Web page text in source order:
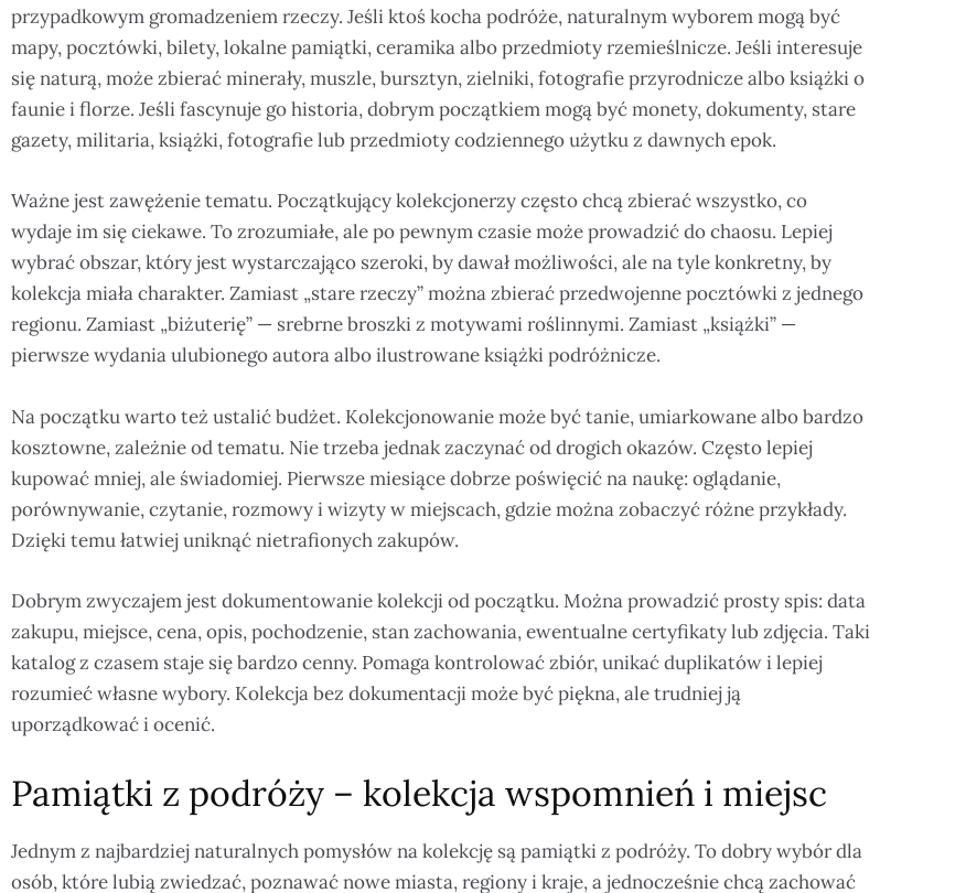
przypadkowym gromadzeniem rzeczy. Jeśli ktoś kocha podróże, naturalnym wyborem mogą być
mapy, pocztówki, bilety, lokalne pamiątki, ceramika albo przedmioty rzemieślnicze. Jeśli interesuje
się naturą, może zbierać minerały, muszle, bursztyn, zielniki, fotografie przyrodnicze albo książki o
faunie i florze. Jeśli fascynuje go historia, dobrym początkiem mogą być monety, dokumenty, stare
gazety, militaria, książki, fotografie lub przedmioty codziennego użytku z dawnych epok.
Ważne jest zawężenie tematu. Początkujący kolekcjonerzy często chcą zbierać wszystko, co
wydaje im się ciekawe. To zrozumiałe, ale po pewnym czasie może prowadzić do chaosu. Lepiej
wybrać obszar, który jest wystarczająco szeroki, by dawał możliwości, ale na tyle konkretny, by
kolekcja miała charakter. Zamiast „stare rzeczy” można zbierać przedwojenne pocztówki z jednego
regionu. Zamiast „biżuterię” — srebrne broszki z motywami roślinnymi. Zamiast „książki” —
pierwsze wydania ulubionego autora albo ilustrowane książki podróżnicze.
Na początku warto też ustalić budżet. Kolekcjonowanie może być tanie, umiarkowane albo bardzo
kosztowne, zależnie od tematu. Nie trzeba jednak zaczynać od drogich okazów. Często lepiej
kupować mniej, ale świadomiej. Pierwsze miesiące dobrze poświęcić na naukę: oglądanie,
porównywanie, czytanie, rozmowy i wizyty w miejscach, gdzie można zobaczyć różne przykłady.
Dzięki temu łatwiej uniknąć nietrafionych zakupów.
Dobrym zwyczajem jest dokumentowanie kolekcji od początku. Można prowadzić prosty spis: data
zakupu, miejsce, cena, opis, pochodzenie, stan zachowania, ewentualne certyfikaty lub zdjęcia. Taki
katalog z czasem staje się bardzo cenny. Pomaga kontrolować zbiór, unikać duplikatów i lepiej
rozumieć własne wybory. Kolekcja bez dokumentacji może być piękna, ale trudniej ją
uporządkować i ocenić.
Pamiątki z podróży – kolekcja wspomnień i miejsc
Jednym z najbardziej naturalnych pomysłów na kolekcję są pamiątki z podróży. To dobry wybór dla
osób, które lubią zwiedzać, poznawać nowe miasta, regiony i kraje, a jednocześnie chcą zachować